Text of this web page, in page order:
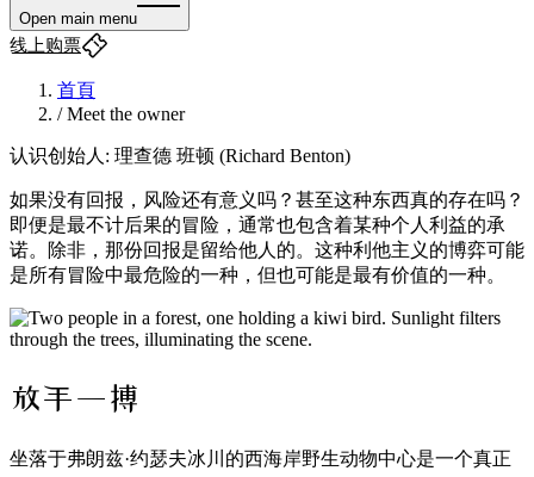
Open main menu
线上购票
首頁
/Meet the owner
认识创始人 : 理查德 班顿 (Richard Benton)
如果没有回报，风险还有意义吗？甚至这种东西真的存在吗？
即便是最不计后果的冒险，通常也包含着某种个人利益的承
诺。除非，那份回报是留给他人的。这种利他主义的博弈可能
是所有冒险中最危险的一种，但也可能是最有价值的一种。
放手一搏
坐落于弗朗兹·约瑟夫冰川的西海岸野生动物中心是一个真正